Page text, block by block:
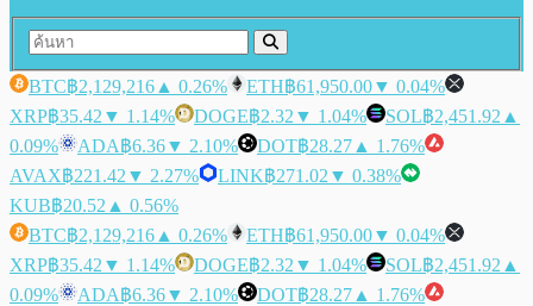
BTC฿2,129,216 ▲ 0.26% ETH฿61,950.00▼ 0.04%
XRP฿35.42 ▼ 1.14% DOGE฿2.32 ▼ 1.04% SOL฿2,451.92 ▲
0.09%
ADA฿6.36▼ 2.10% DOT฿28.27 ▲ 1.76%
AVAX฿221.42 ▼ 2.27% LINK฿271.02 ▼ 0.38%
KUB฿20.52 ▲ 0.56%
BTC฿2,129,216 ▲ 0.26% ETH฿61,950.00▼ 0.04%
XRP฿35.42 ▼ 1.14% DOGE฿2.32 ▼ 1.04% SOL฿2,451.92 ▲
0.09%
ADA฿6.36▼ 2.10% DOT฿28.27 ▲ 1.76%